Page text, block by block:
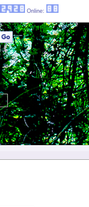
Online: